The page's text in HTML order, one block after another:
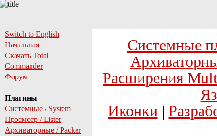
Switch to English
Начальная
Скачать Total
Commander
Форум
Плагины
Системные / System
Просмотр / Lister
Архиваторные / Packer
Системные
Расширения
Иконки|